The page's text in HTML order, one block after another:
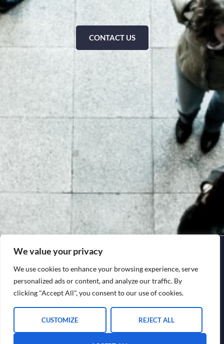
We value your privacy
We use cookies to enhance your browsing experience, serve
personalized ads or content, and analyze our traffic. By
clicking "Accept All", you consent to our use of cookies.
CUSTOMIZE REJECT ALL
CONTACT US